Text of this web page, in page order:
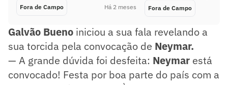
Fora de Campo Há 2 meses Fora de Campo
Galvão Bueno iniciou a sua fala revelando a
sua torcida pela convocação de Neymar.
— A grande dúvida foi desfeita: Neymar está
convocado! Festa por boa parte do país com a